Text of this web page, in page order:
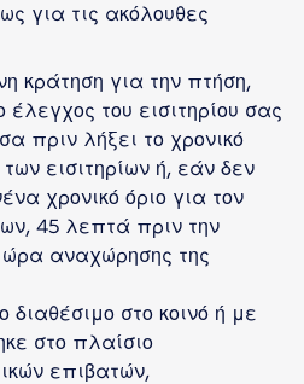
για τις ακόλουθες
κράτηση για την πτήση,
του εισιτηρίου σας
πριν λήξει το χρονικό
εισιτηρίων ή, εάν δεν
χρονικό όριο για τον
45 λεπτά πριν την
αναχώρησης της
διαθέσιμο στο κοινό ή με
στο πλαίσιο
επιβατών,